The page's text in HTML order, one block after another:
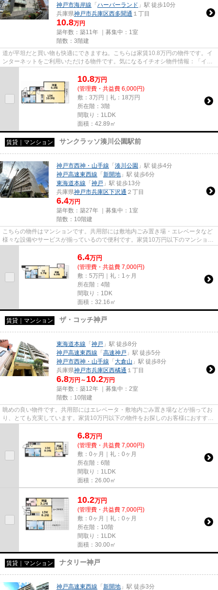
神戸市海岸線 「 ハーバーランド 」駅 徒歩10分
兵庫県神戸市兵庫区西多聞通 １丁目
10.8万円
築年数：築11年 ｜募集中： 1室
階数：3階建
道が平坦だと買い物も快適にできますね。こちらは家賃10.8万円の物件です。イ
ンターネットをご利用いただける物件です。気になるイチオシ物件情報：「イー
10.8万円
(管理費・共益費 6,000円)
敷：3万円｜礼：18万円
所在階：3階
間取り：1LDK
面積：42.89㎡
賃貸｜マンション サンクラッソ湊川公園駅前
神戸市西神・山手線 「 湊川公園 」駅 徒歩4分
神戸高速東西線 「 新開地 」駅 徒歩6分
東海道本線 「 神戸 」駅 徒歩13分
兵庫県神戸市兵庫区下沢通 ２丁目
6.4万円
築年数：築27年 ｜募集中： 1室
階数：10階建
こちらの物件はマンションです。共用部には敷地内ごみ置き場・エレベータなど
様々な設備やサービスが揃っているので便利です。家賃10万円以下のマンション
6.4万円
(管理費・共益費 7,000円)
敷：5万円｜礼：1ヶ月
所在階：4階
間取り：1DK
面積：32.16㎡
賃貸｜マンション ザ・コッチ神戸
東海道本線 「 神戸 」駅 徒歩8分
神戸高速東西線 「 高速神戸 」駅 徒歩5分
神戸市西神・山手線 「 大倉山 」駅 徒歩8分
兵庫県神戸市兵庫区西橘通 １丁目
6.8万円～ 10.2万円
築年数：築12年 ｜募集中： 2室
階数：10階建
眺めの良い物件です。共用部にはエレベータ・敷地内ごみ置き場などが揃ってお
り、とても充実しています。家賃10万円以下の物件をお探しのお客様におすすめ
6.8万円
(管理費・共益費 7,000円)
敷：0ヶ月｜礼：0ヶ月
所在階：6階
間取り：1LDK
面積：26.00㎡
10.2万円
(管理費・共益費 7,000円)
敷：0ヶ月｜礼：0ヶ月
所在階：10階
間取り：1LDK
面積：30.00㎡
賃貸｜マンション ナタリー神戸
神戸高速東西線 「 新開地 」駅 徒歩3分